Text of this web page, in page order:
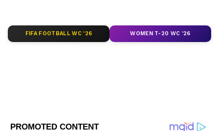
FIFA FOOTBALL WC '26 WOMEN T-20 WC '26